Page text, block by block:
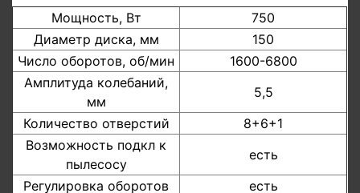
Мощность, Вт
750
Диаметр диска, мм
150
Число оборотов, об/мин
1600-6800
Амплитуда колебаний,
мм
5,5
Количество отверстий
8+6+1
Возможность подкл к
пылесосу
есть
Регулировка оборотов
есть